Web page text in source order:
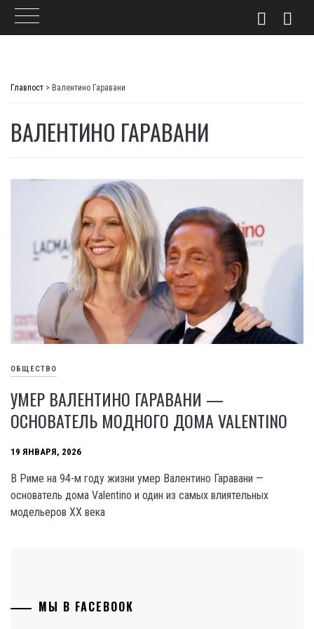
Главпост > Валентино Гаравани
ВАЛЕНТИНО ГАРАВАНИ
ОБЩЕСТВО
УМЕР ВАЛЕНТИНО ГАРАВАНИ —
ОСНОВАТЕЛЬ МОДНОГО ДОМА VALENTINO
19 ЯНВАРЯ, 2026
В Риме на 94-м году жизни умер Валентино Гаравани —
основатель дома Valentino и один из самых влиятельных
модельеров XX века
МЫ В FACEBOOK